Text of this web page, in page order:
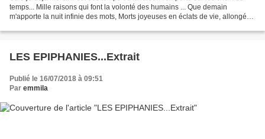
temps... Mille raisons qui font la volonté des humains ... Que demain
m'apporte la nuit infinie des mots, Morts joyeuses en éclats de vie, allongé
LES EPIPHANIES...Extrait
Publié le 16/07/2018 à 09:51
Par emmila